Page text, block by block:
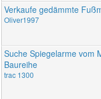
Verkaufe gedämmte
Oliver1997
Suche Spiegelarme vom
Baureihe
trac 1300